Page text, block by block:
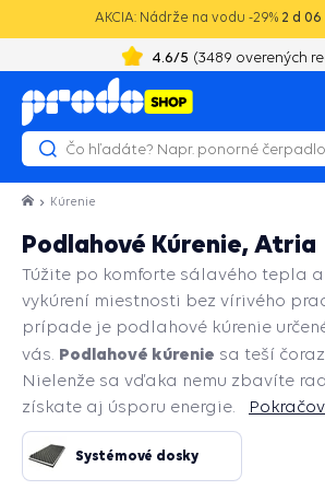
AKCIA: Nádrže na vodu -29% 2 d 06
4.6/5 (3489 overených
Kúrenie
Podlahové Kúrenie, Atria
Túžite po komforte sálavého tepla
vykúrení miestnosti bez vírivého
prípade je podlahové kúrenie
vás. Podlahové kúrenie sa teší
Nielenže sa vďaka nemu zbavíte
získate aj úsporu energie.
PokračovaťSystémové dosky